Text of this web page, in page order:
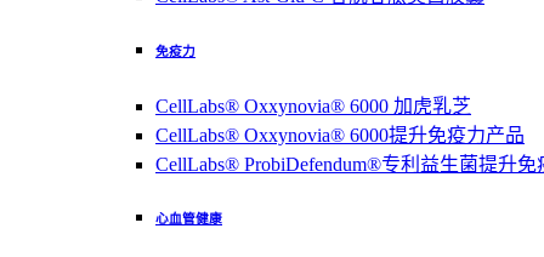
免疫力
CellLabs® Oxxynovia® 6000 加虎乳芝
CellLabs® Oxxynovia® 6000提升免疫力产品
CellLabs® ProbiDefendum®专利益生菌提升免
心血管健康